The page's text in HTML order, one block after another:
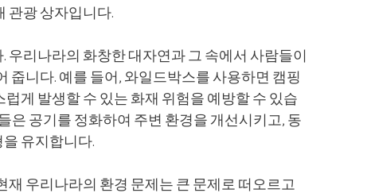
관광 상자입니다.
리나라의 화창한 대자연과 그 속에서 사람들이
줍니다. 예를 들어, 와일드박스를 사용하면 캠핑
게 발생할 수 있는 화재 위험을 예방할 수 있습
은 공기를 정화하여 주변 환경을 개선시키고, 동
유지합니다.
재 우리나라의 환경 문제는 큰 문제로 떠오르고